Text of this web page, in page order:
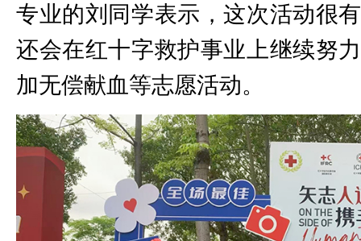
专业的刘同学表示，这次活动很
还会在红十字救护事业上继续努
加无偿献血等志愿活动。